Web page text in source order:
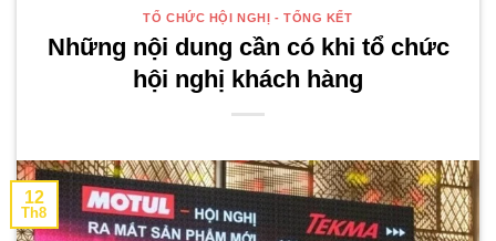
TỔ CHỨC HỘI NGHỊ - TỔNG KẾT
Những nội dung cần có khi tổ chức
hội nghị khách hàng
12
Th8